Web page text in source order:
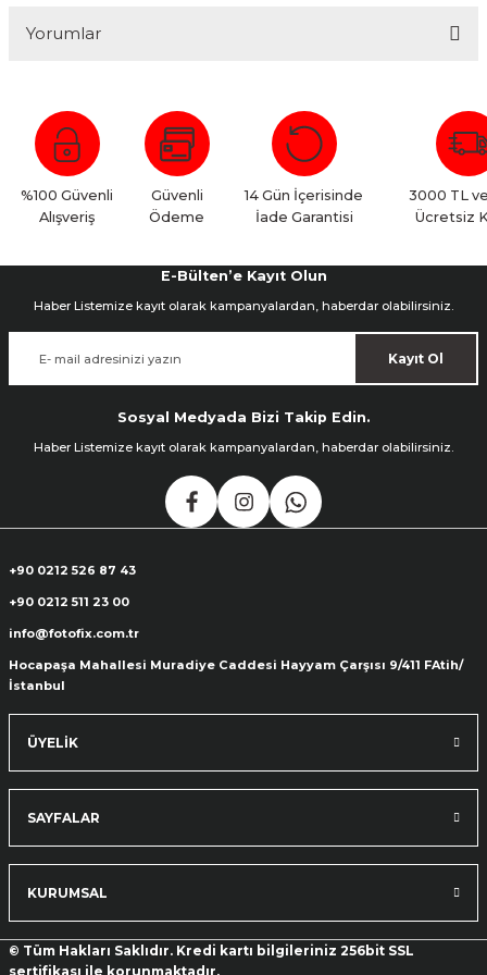
Yorumlar
Bu ürüne ilk yorumu siz yapın!
Yorum Yaz
%100 Güvenli
Alışveriş
Güvenli
Ödeme
14 Gün İçerisinde
İade Garantisi
3000 TL
Ücretsiz
E-Bülten’e Kayıt Olun
Haber Listemize kayıt olarak kampanyalardan, haberdar olabilirsiniz.
Kayıt Ol
Sosyal Medyada Bizi Takip Edin.
Haber Listemize kayıt olarak kampanyalardan, haberdar olabilirsiniz.
+90 0212 526 87 43
+90 0212 511 23 00
info@fotofix.com.tr
Hocapaşa Mahallesi Muradiye Caddesi Hayyam Çarşısı 9/411 FAtih/
İstanbul
ÜYELİK
SAYFALAR
KURUMSAL
© Tüm Hakları Saklıdır. Kredi kartı bilgileriniz 256bit SSL
sertifikası ile korunmaktadır.